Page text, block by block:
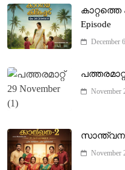
കാറ്റത്തെ
Episode
December
പത്തരമാറ്റ്
November
സാന്ത്വനം-
November